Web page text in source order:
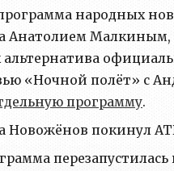
народных
Анатолием
«Ночной полёт» с
программу.
Новожёнов покинул